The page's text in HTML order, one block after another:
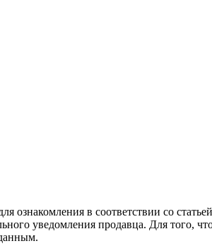
ознакомления в соответствии со
уведомления продавца. Для того,